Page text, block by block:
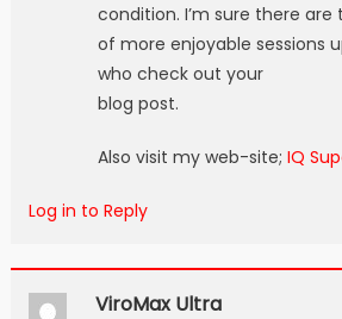
condition. I’m sure there are
of more enjoyable sessions
who check out your
blog post.
Also visit my web-site; IQ
Log in to Reply
ViroMax Ultra